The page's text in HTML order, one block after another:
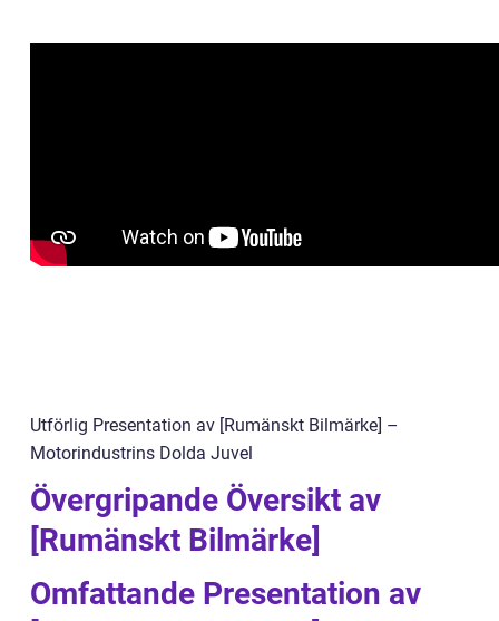
Utförlig Presentation av [Rumänskt Bilmärke] –
Motorindustrins Dolda Juvel
Övergripande Översikt av
[Rumänskt Bilmärke]
Omfattande Presentation av